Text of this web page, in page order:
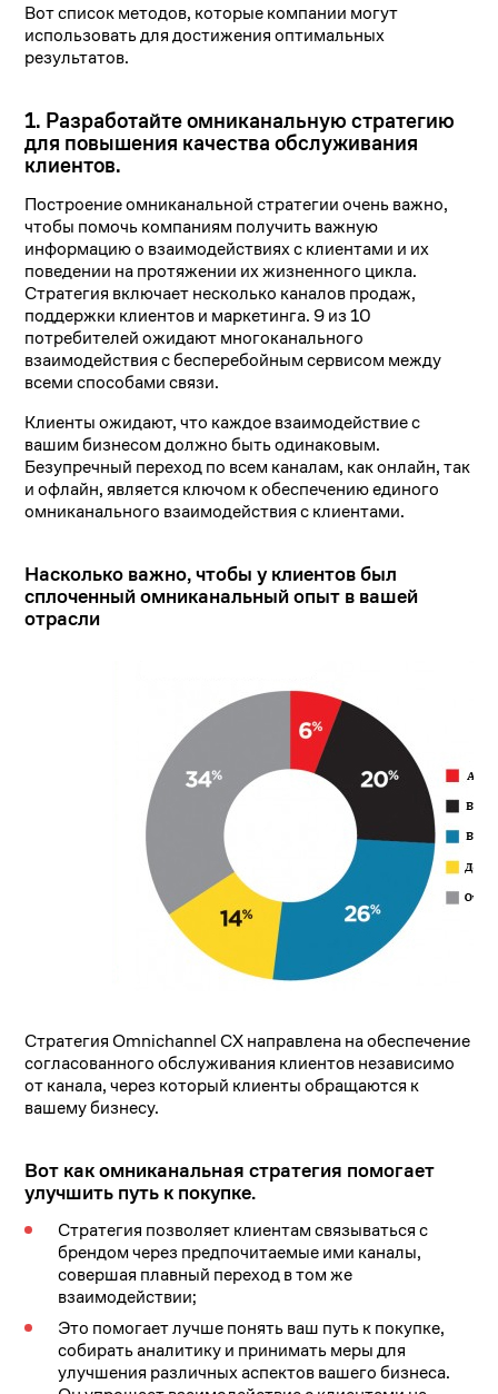
Вот список методов, которые компании могут
использовать для достижения оптимальных
результатов.
1. Разработайте омниканальную стратегию
для повышения качества обслуживания
клиентов.
Построение омниканальной стратегии очень важно,
чтобы помочь компаниям получить важную
информацию о взаимодействиях с клиентами и их
поведении на протяжении их жизненного цикла.
Стратегия включает несколько каналов продаж,
поддержки клиентов и маркетинга. 9 из 10
потребителей ожидают многоканального
взаимодействия с бесперебойным сервисом между
всеми способами связи.
Клиенты ожидают, что каждое взаимодействие с
вашим бизнесом должно быть одинаковым.
Безупречный переход по всем каналам, как онлайн, так
и офлайн, является ключом к обеспечению единого
омниканального взаимодействия с клиентами.
Насколько важно, чтобы у клиентов был
сплоченный омниканальный опыт в вашей
отрасли
Стратегия Omnichannel CX направлена на обеспечение
согласованного обслуживания клиентов независимо
от канала, через который клиенты обращаются к
вашему бизнесу.
Вот как омниканальная стратегия помогает
улучшить путь к покупке.
Стратегия позволяет клиентам связываться с
брендом через предпочитаемые ими каналы,
совершая плавный переход в том же
взаимодействии;
Это помогает лучше понять ваш путь к покупке,
собирать аналитику и принимать меры для
улучшения различных аспектов вашего бизнеса.